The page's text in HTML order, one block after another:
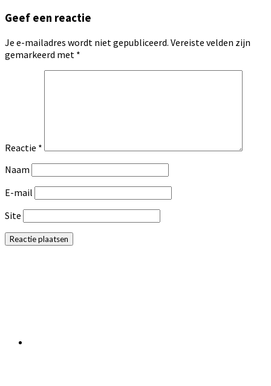
Geef een reactie
Je e-mailadres wordt niet gepubliceerd. Vereiste velden zijn
gemarkeerd met *
Reactie *
Naam
E-mail
Site